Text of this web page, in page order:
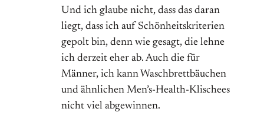
Und ich glaube nicht, dass das daran
liegt, dass ich auf Schönheitskriterien
gepolt bin, denn wie gesagt, die lehne
ich derzeit eher ab. Auch die für
Männer, ich kann Waschbrettbäuchen
und ähnlichen Men’s-Health-Klischees
nicht viel abgewinnen.